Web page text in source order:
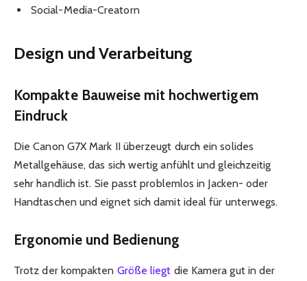
Social-Media-Creatorn
Design und Verarbeitung
Kompakte Bauweise mit hochwertigem
Eindruck
Die Canon G7X Mark II überzeugt durch ein solides
Metallgehäuse, das sich wertig anfühlt und gleichzeitig
sehr handlich ist. Sie passt problemlos in Jacken- oder
Handtaschen und eignet sich damit ideal für unterwegs.
Ergonomie und Bedienung
Trotz der kompakten Größe liegt die Kamera gut in der